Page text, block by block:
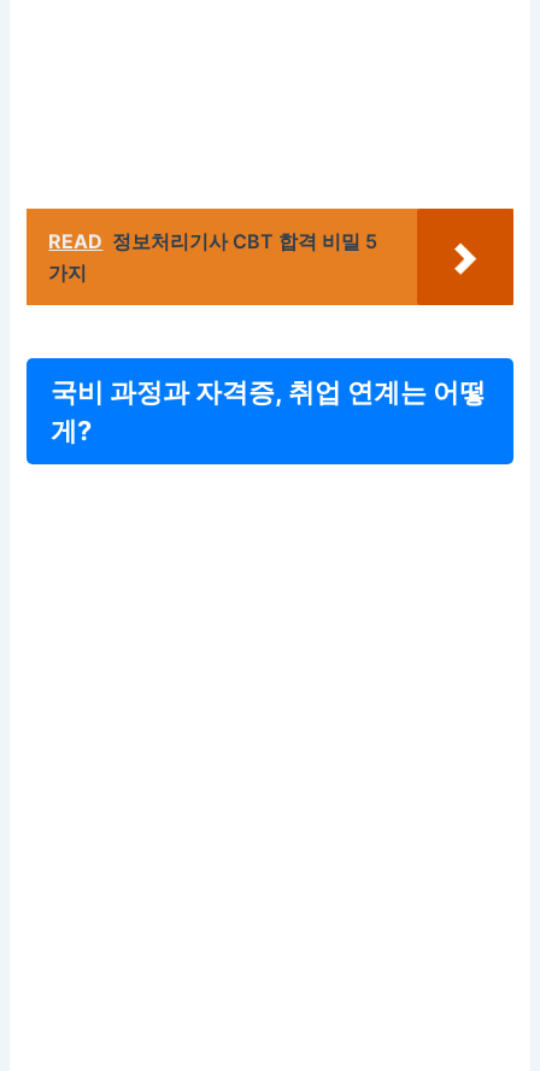
READ 정보처리기사 CBT 합격 비밀 5
가지
국비 과정과 자격증, 취업 연계는 어떻
게?